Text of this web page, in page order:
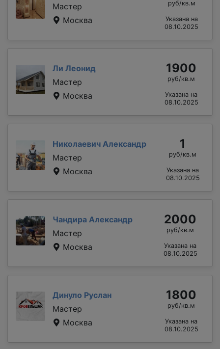
Мастер
Москва
руб/кв.м
Указана на
08.10.2025
Ли Леонид
Мастер
Москва
1900
руб/кв.м
Указана на
08.10.2025
Николаевич Александр
Мастер
Москва
1
руб/кв.м
Указана на
08.10.2025
Чандира Александр
Мастер
Москва
2000
руб/кв.м
Указана на
08.10.2025
Динуло Руслан
Мастер
Москва
1800
руб/кв.м
Указана на
08.10.2025